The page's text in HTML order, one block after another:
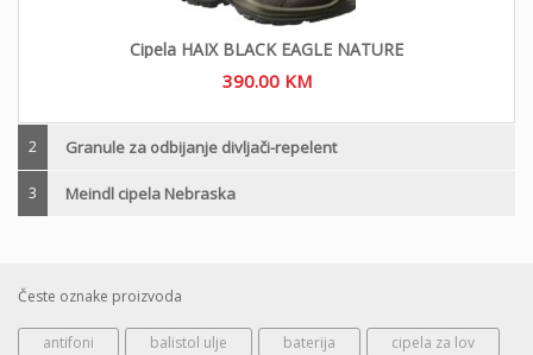
Cipela HAIX BLACK EAGLE NATURE
390.00 KM
2 Granule za odbijanje divljači-repelent
3 Meindl cipela Nebraska
Česte oznake proizvoda
antifoni balistol ulje baterija
cipela za lov